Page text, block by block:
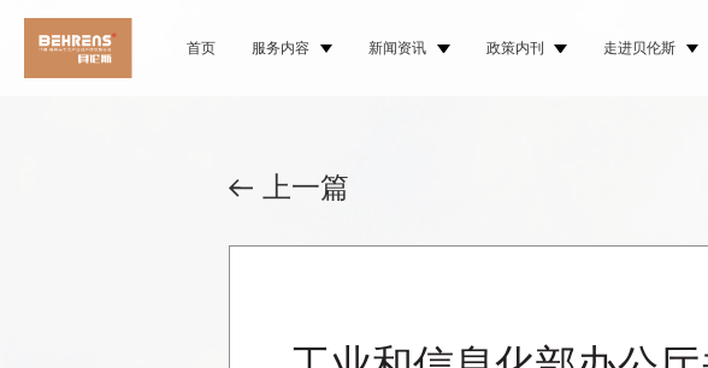
首页 服务内容 新闻资讯 政策内刊 走进贝伦斯
上一篇